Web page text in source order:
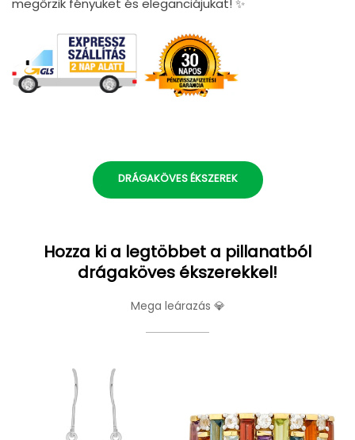
DRÁGAKÖVES ÉKSZEREK
Hozza ki a legtöbbet a pillanatból
drágaköves ékszerekkel!
Mega leárazás 💎